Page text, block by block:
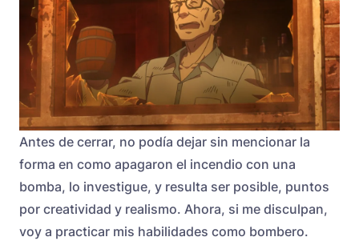
Antes de cerrar, no podía dejar sin mencionar la
forma en como apagaron el incendio con una
bomba, lo investigue, y resulta ser posible, puntos
por creatividad y realismo. Ahora, si me disculpan,
voy a practicar mis habilidades como bombero.